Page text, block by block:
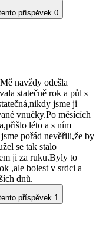
příspěvek 0
navždy odešla
statečně rok a půl s
jsme ji
vnučky.Po měsících
léto a s ním
pořád nevěřili,že by
se tak stalo
ji za ruku.Byly to
,ale bolest v srdci a
dnů.
příspěvek 1